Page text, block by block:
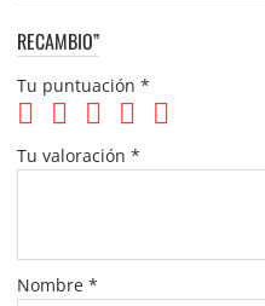
RECAMBIO”
Tu puntuación *
Tu valoración *
Nombre *